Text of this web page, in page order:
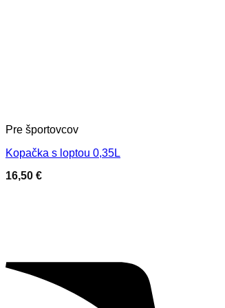
Pre športovcov
Kopačka s loptou 0,35L
16,50 €